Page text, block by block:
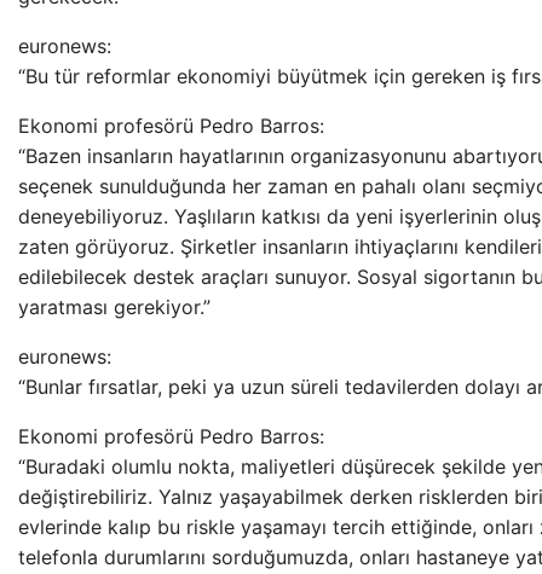
euronews:
“Bu tür reformlar ekonomiyi büyütmek için gereken iş
Ekonomi profesörü Pedro Barros:
“Bazen insanların hayatlarının organizasyonunu
seçenek sunulduğunda her zaman en pahalı olanı
deneyebiliyoruz. Yaşlıların katkısı da yeni işyerlerinin
zaten görüyoruz. Şirketler insanların ihtiyaçlarını
edilebilecek destek araçları sunuyor. Sosyal sigortanın
yaratması gerekiyor.”
euronews:
“Bunlar fırsatlar, peki ya uzun süreli tedavilerden dolayı
Ekonomi profesörü Pedro Barros:
“Buradaki olumlu nokta, maliyetleri düşürecek şekilde
değiştirebiliriz. Yalnız yaşayabilmek derken risklerden
evlerinde kalıp bu riskle yaşamayı tercih ettiğinde,
telefonla durumlarını sorduğumuzda, onları hastaneye